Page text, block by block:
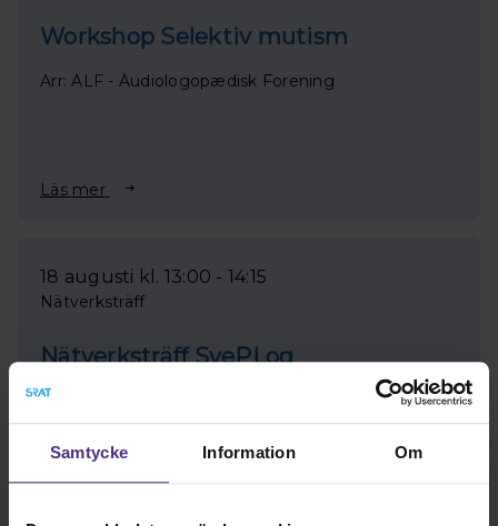
Samtycke Information Om
Workshop Selektiv mutism
Arr: ALF - Audiologopædisk Forening
Läs mer
18 augusti kl. 13:00 - 14:15
Nätverksträff
Nätverksträff SvePLog
Arr: SvePLog